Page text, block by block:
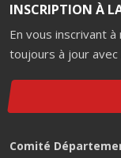
INSCRIPTION À
En vous inscrivant
toujours à jour
Comité